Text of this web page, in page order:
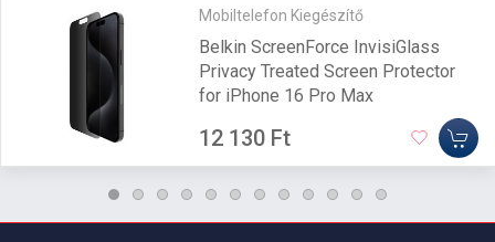
Mobiltelefon Kiegészítő
Belkin ScreenForce InvisiGlass
Privacy Treated Screen Protector
for iPhone 16 Pro Max
12 130 Ft